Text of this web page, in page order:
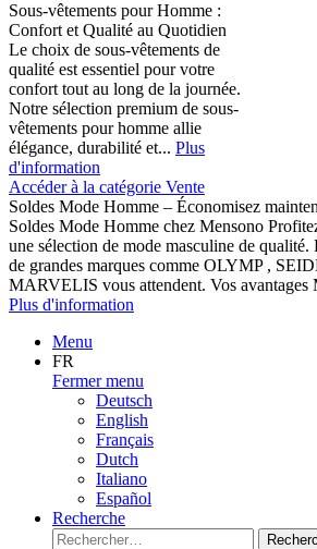
Sous-vêtements pour Homme :
Confort et Qualité au Quotidien
Le choix de sous-vêtements de
qualité est essentiel pour votre
confort tout au long de la journée.
Notre sélection premium de sous-
vêtements pour homme allie
élégance, durabilité et... Plus
d'information
Accéder à la catégorie Vente
Soldes Mode Homme – Économisez
Soldes Mode Homme chez Mensono
une sélection de mode masculine de qualité.
de grandes marques comme OLYMP ,
MARVELIS vous attendent. Vos avantages
Plus d'information
Menu
FR
Fermer menu
Deutsch
English
Français
Dutch
Italiano
Español
Recherche